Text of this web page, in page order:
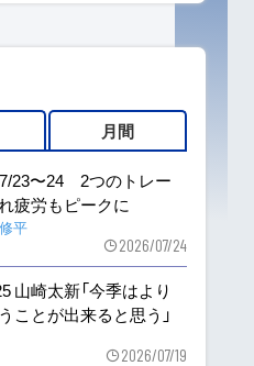
月間
7/23〜24 2つのトレー
疲労もピークに
平
2026/07/24
山崎太新「今季はより
ことが出来ると思う」
2026/07/19